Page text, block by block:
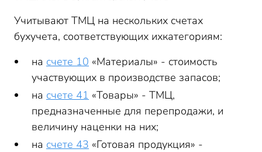
Учитывают ТМЦ на нескольких счетах
бухучета, соответствующих ихкатегориям:
на счете 10 «Материалы» - стоимость
участвующих в производстве запасов;
на счете 41 «Товары» - ТМЦ,
предназначенные для перепродажи, и
величину наценки на них;
на счете 43 «Готовая продукция» -